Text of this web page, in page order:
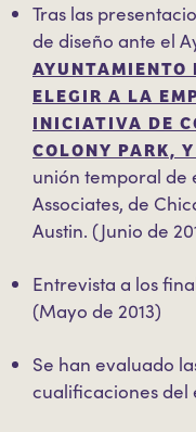
Tras las
de diseño ante el
AYUNTAMIENTO
ELEGIR A LA
INICIATIVA DE
COLONY PARK,
unión temporal de
Associates, de
Austin. (Junio de
Entrevista a los
(Mayo de 2013)
Se han evaluado
cualificaciones del